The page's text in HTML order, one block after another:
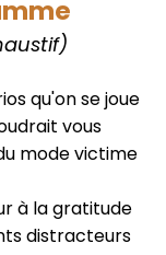
qu'on se joue
vous
mode victime
à la gratitude
distracteurs